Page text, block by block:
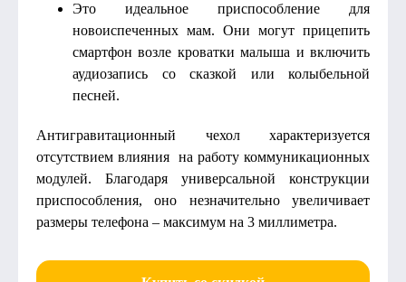
Это идеальное приспособление для
новоиспеченных мам. Они могут прицепить
смартфон возле кроватки малыша и включить
аудиозапись со сказкой или колыбельной
песней.
Антигравитационный чехол характеризуется
отсутствием влияния на работу коммуникационных
модулей. Благодаря универсальной конструкции
приспособления, оно незначительно увеличивает
размеры телефона – максимум на 3 миллиметра.